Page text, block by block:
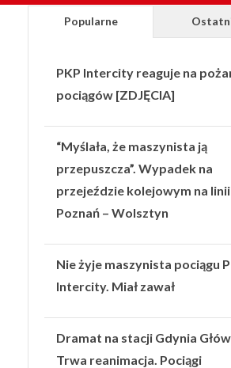
Popularne
PKP Intercity reaguje na
pociągów [ZDJĘCIA]
“Myślała, że maszynista ją
przepuszcza”. Wypadek na
przejeździe kolejowym na linii
Poznań – Wolsztyn
Nie żyje maszynista pociągu
Intercity. Miał zawał
Dramat na stacji Gdynia
Trwa reanimacja. Pociągi